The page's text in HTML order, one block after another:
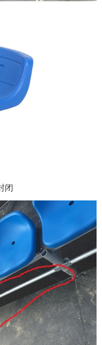
闭